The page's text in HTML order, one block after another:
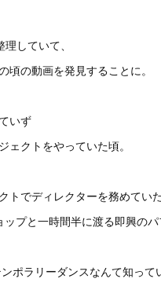
していて、
頃の動画を発見することに。
いず
ェクトをやっていた頃。
トでディレクターを務めてい
プと一時間半に渡る即興のパ
ポラリーダンスなんて知って